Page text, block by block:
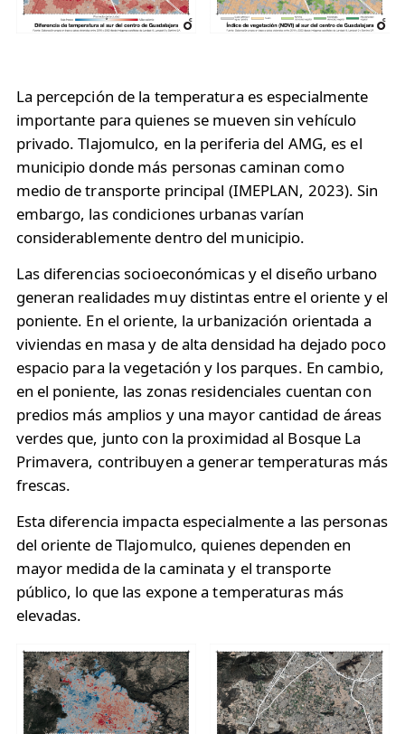
La percepción de la temperatura es especialmente
importante para quienes se mueven sin vehículo
privado. Tlajomulco, en la periferia del AMG, es el
municipio donde más personas caminan como
medio de transporte principal (IMEPLAN, 2023). Sin
embargo, las condiciones urbanas varían
considerablemente dentro del municipio.
Las diferencias socioeconómicas y el diseño urbano
generan realidades muy distintas entre el oriente y el
poniente. En el oriente, la urbanización orientada a
viviendas en masa y de alta densidad ha dejado poco
espacio para la vegetación y los parques. En cambio,
en el poniente, las zonas residenciales cuentan con
predios más amplios y una mayor cantidad de áreas
verdes que, junto con la proximidad al Bosque La
Primavera, contribuyen a generar temperaturas más
frescas.
Esta diferencia impacta especialmente a las personas
del oriente de Tlajomulco, quienes dependen en
mayor medida de la caminata y el transporte
público, lo que las expone a temperaturas más
elevadas.